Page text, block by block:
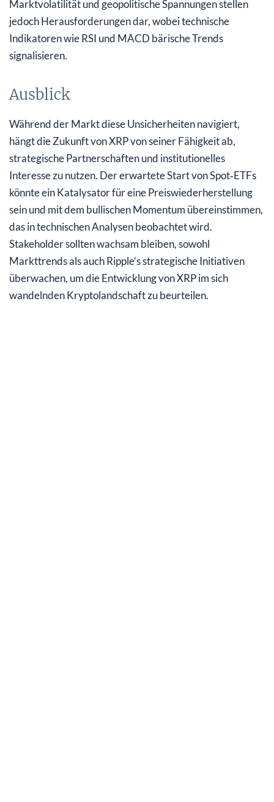
Marktvolatilität und geopolitische Spannungen stellen
jedoch Herausforderungen dar, wobei technische
Indikatoren wie RSI und MACD bärische Trends
signalisieren.
Ausblick
Während der Markt diese Unsicherheiten navigiert,
hängt die Zukunft von XRP von seiner Fähigkeit ab,
strategische Partnerschaften und institutionelles
Interesse zu nutzen. Der erwartete Start von Spot‑ETFs
könnte ein Katalysator für eine Preiswiederherstellung
sein und mit dem bullischen Momentum übereinstimmen,
das in technischen Analysen beobachtet wird.
Stakeholder sollten wachsam bleiben, sowohl
Markttrends als auch Ripple’s strategische Initiativen
überwachen, um die Entwicklung von XRP im sich
wandelnden Kryptolandschaft zu beurteilen.